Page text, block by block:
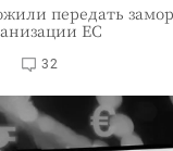
передать
ЕС
32